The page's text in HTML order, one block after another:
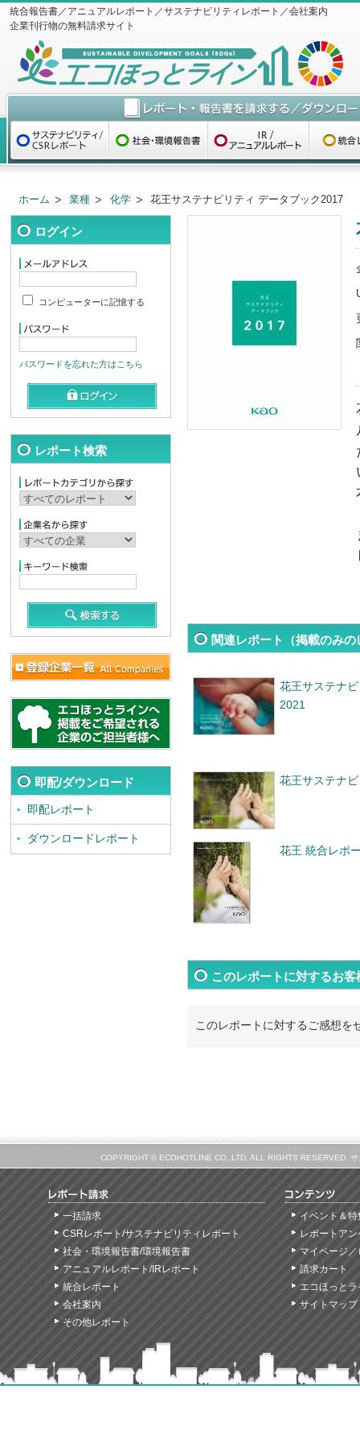
統合報告書／アニュアルレポート／サステナビリティレポート／会社案内
企業刊行物の無料請求サイト
ホーム 業種 化学 花王サステナビリティ データブック2017
ログイン
コンピューターに記憶する
パスワードを忘れた方はこちら
レポート検索
即配/ダウンロード
即配レポート
ダウンロードレポート
関連レポート（掲載のみ
花王サステナ
2021
花王サステナ
花王 統合レポ
このレポートに対するお客
このレポートに対するご感想を
COPYRIGHT © ECOHOTLINE CO.,LTD. ALL RIGHTS RESERVED.
一括請求
CSRレポート/サステナビリティレポート
社会・環境報告書/環境報告書
アニュアルレポート/IRレポート
統合レポート
会社案内
その他レポート
イベント＆特
レポートア
マイページ
請求カート
エコほっと
サイトマップ